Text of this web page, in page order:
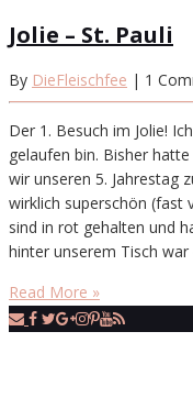
Jolie – St. Pauli
By DieFleischfee | 1
Der 1. Besuch im Jolie!
gelaufen bin. Bisher
wir unseren 5. Jahrestag
wirklich superschön (fast
sind in rot gehalten und
hinter unserem Tisch
Read More »